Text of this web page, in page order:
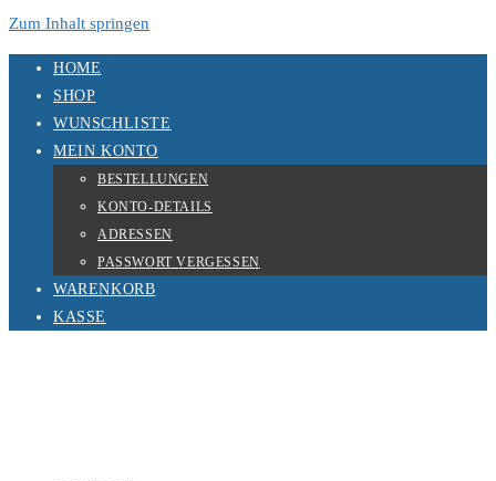
Zum Inhalt springen
HOME
SHOP
WUNSCHLISTE
MEIN KONTO
BESTELLUNGEN
KONTO-DETAILS
ADRESSEN
PASSWORT VERGESSEN
WARENKORB
KASSE